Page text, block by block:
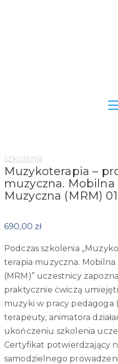
Category:
szkolenia
Muzykoterapia –
muzyczna. Mobilna
Muzyczna (MRM)
690,00 zł
Podczas szkolenia
terapia muzyczna.
(MRM)” uczestnicy
praktycznie ćwiczą
muzyki w pracy pedagoga
terapeuty, animatora
ukończeniu szkolenia
Certyfikat potwierdzający
samodzielnego